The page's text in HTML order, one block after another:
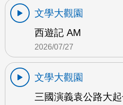
文學大觀園
西遊記 AM
2026/07/27
文學大觀園
三國演義袁公路大